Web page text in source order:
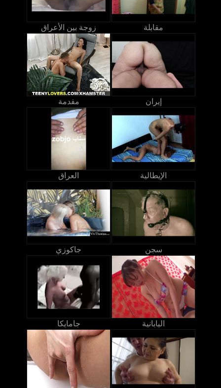
زوجة بين الأعراق مقابلة
مقدمة إيران
العراق الإيطالية
جاكوزي سجن
جامايكا اليابانية